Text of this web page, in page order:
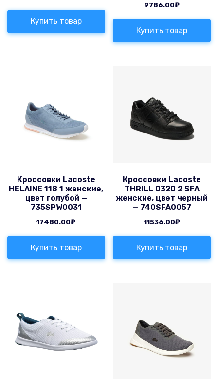
Купить товар
9786.00₽
Купить товар
Кроссовки Lacoste
HELAINE 118 1 женские,
цвет голубой —
735SPW0031
17480.00₽
Купить товар
Кроссовки Lacoste
THRILL 0320 2 SFA
женские, цвет черный
— 740SFA0057
11536.00₽
Купить товар